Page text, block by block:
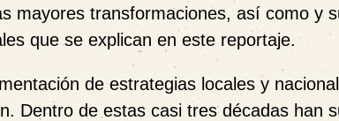
mayores transformaciones, así como y
que se explican en este reportaje.
de estrategias locales y
Dentro de estas casi tres décadas han